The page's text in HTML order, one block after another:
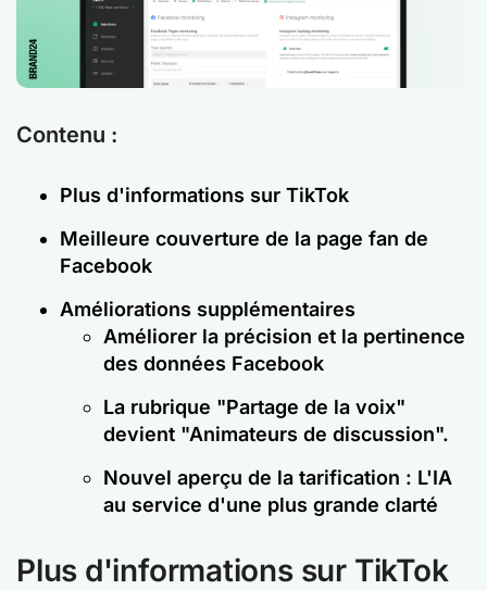
Contenu :
Plus d'informations sur TikTok
Meilleure couverture de la page fan de
Facebook
Améliorations supplémentaires
Améliorer la précision et la pertinence
des données Facebook
La rubrique "Partage de la voix"
devient "Animateurs de discussion".
Nouvel aperçu de la tarification : L'IA
au service d'une plus grande clarté
Plus d'informations sur TikTok